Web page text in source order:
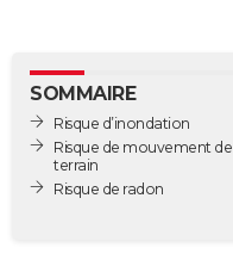
GUIDES D'ACHAT
BONS PLANS
CARTE DE VOEUX
SOMMAIRE
Risque d’inondation
Risque de mouvement de
terrain
Risque de radon